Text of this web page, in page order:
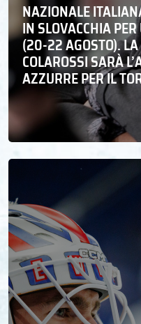
NAZIONALE
IN SLOVACCHIA
(20-22 AGOSTO). LA
COLAROSSI SARÀ
AZZURRE PER IL